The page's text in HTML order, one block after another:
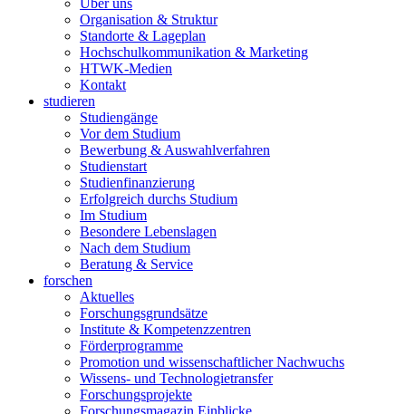
Über uns
Organisation & Struktur
Standorte & Lageplan
Hochschulkommunikation & Marketing
HTWK-Medien
Kontakt
studieren
Studiengänge
Vor dem Studium
Bewerbung & Auswahlverfahren
Studienstart
Studienfinanzierung
Erfolgreich durchs Studium
Im Studium
Besondere Lebenslagen
Nach dem Studium
Beratung & Service
forschen
Aktuelles
Forschungsgrundsätze
Institute & Kompetenzzentren
Förderprogramme
Promotion und wissenschaftlicher Nachwuchs
Wissens- und Technologietransfer
Forschungsprojekte
Forschungsmagazin Einblicke